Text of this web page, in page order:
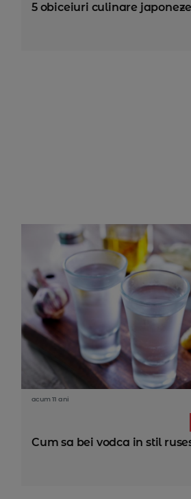
5 obiceiuri culinare
acum 11 ani
Cum sa bei vodca in stil